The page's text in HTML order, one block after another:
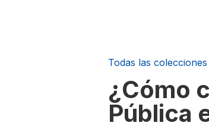
Todas las colecciones
¿Cómo
Pública